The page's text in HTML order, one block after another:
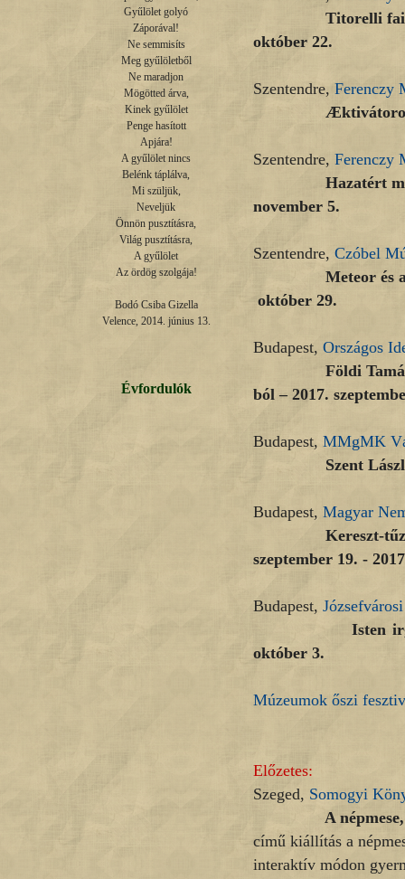
Gyűlölet golyó
Záporával!
Ne semmisíts
Meg gyűlöletből
Ne maradjon
Mögötted árva,
Kinek gyűlölet
Penge hasított
Apjára!
A gyűlölet nincs
Belénk táplálva,
Mi szüljük,
Neveljük
Önnön pusztításra,
Világ pusztításra,
A gyűlölet
Az ördög szolgája!
Bodó Csiba Gizella
Velence, 2014. június 13.
Évfordulók
Titorelli
október 22.
Szentendre, Ferenczy
Æktivátorok –
Szentendre, Ferenczy
Hazatért művek,
november 5.
Szentendre, Czóbel
Meteor és apró
október 29.
Budapest, Országos
Földi Tamás:
ból – 2017.
Budapest, MMgMK
Szent László
Budapest, Magyar
Kereszt-tűzben |
szeptember 19. -
Budapest,
Isten
október 3.
Múzeumok őszi
Előzetes:
Szeged, Somogyi
A népmese, mint
című kiállítás a
interaktív módon